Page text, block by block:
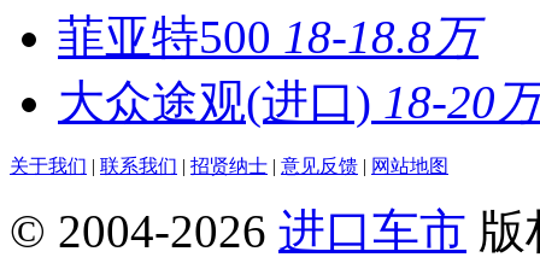
菲亚特500 18-18.8万
大众途观(进口) 18-20
关于我们 | 联系我们 | 招贤纳士 | 意见反馈 | 网站地图
© 2004-2026 进口车市